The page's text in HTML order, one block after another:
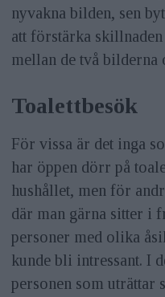
nyvakna bilden, sen
att förstärka
mellan de två bilderna
Toalettbesök
För vissa är det inga
har öppen dörr på
hushållet, men för
där man gärna sitter i
personer med olika
kunde bli intressant. I
personen som uträttar